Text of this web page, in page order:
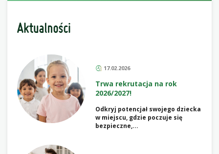
17.02.2026
Trwa rekrutacja na rok
2026/2027!
Odkryj potencjał swojego dziecka
w miejscu, gdzie poczuje się
bezpieczne,...